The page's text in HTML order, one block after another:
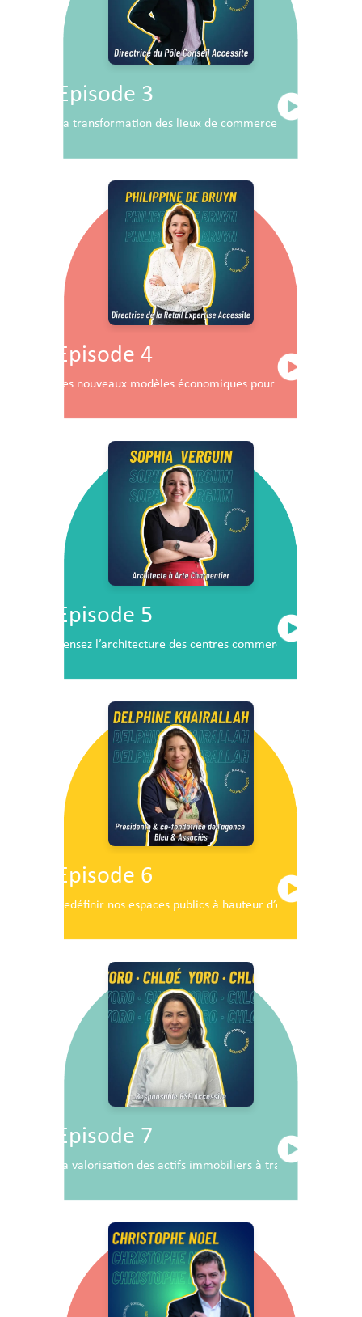
Episode 3
La transformation des lieux de commerce
Episode 4
Les nouveaux modèles économiques pour les centres
Episode 5
Pensez l’architecture des centres commerciaux de demain
Episode 6
Redéfinir nos espaces publics à hauteur d’enfants
Episode 7
La valorisation des actifs immobiliers à travers la RSE